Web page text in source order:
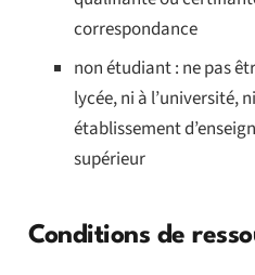
correspondance
non étudiant : ne pas
lycée, ni à l’université,
établissement
supérieur
Conditions de